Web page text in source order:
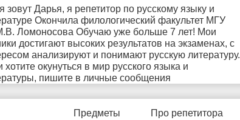
зовут Дарья, я репетитор по русскому языку и
Окончила филологический факультет МГУ
Ломоносова Обучаю уже больше 7 лет! Мои
достигают высоких результатов на экзаменах, с
анализируют и понимают русскую литературу.
хотите окунуться в мир русского языка и
пишите в личные сообщения
Предметы Про репетитора
сб
8
вс
9
пн
10
11
Нет
Нет
Нет